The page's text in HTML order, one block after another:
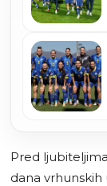
Pred
dana